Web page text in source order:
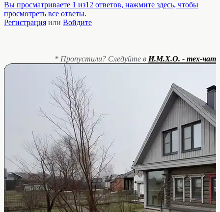
Вы просматриваете 1 из12 ответов, нажмите здесь, чтобы
просмотреть все ответы.
Регистрация или Войдите
* Пропустили? Следуйте в И.М.Х.О. - тех-чат